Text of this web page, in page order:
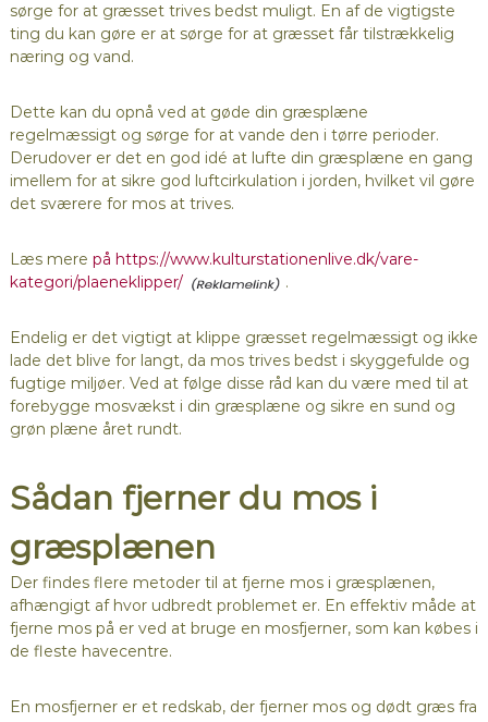
sørge for at græsset trives bedst muligt. En af de vigtigste
ting du kan gøre er at sørge for at græsset får tilstrækkelig
næring og vand.
Dette kan du opnå ved at gøde din græsplæne
regelmæssigt og sørge for at vande den i tørre perioder.
Derudover er det en god idé at lufte din græsplæne en gang
imellem for at sikre god luftcirkulation i jorden, hvilket vil gøre
det sværere for mos at trives.
Læs mere på https://www.kulturstationenlive.dk/vare-
kategori/plaeneklipper/
.
Endelig er det vigtigt at klippe græsset regelmæssigt og ikke
lade det blive for langt, da mos trives bedst i skyggefulde og
fugtige miljøer. Ved at følge disse råd kan du være med til at
forebygge mosvækst i din græsplæne og sikre en sund og
grøn plæne året rundt.
Sådan fjerner du mos i
græsplænen
Der findes flere metoder til at fjerne mos i græsplænen,
afhængigt af hvor udbredt problemet er. En effektiv måde at
fjerne mos på er ved at bruge en mosfjerner, som kan købes i
de fleste havecentre.
En mosfjerner er et redskab, der fjerner mos og dødt græs fra